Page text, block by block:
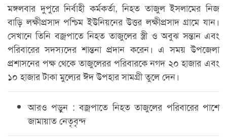
মঙ্গলবার দুপুরে নির্বাহী কর্মকর্তা, নিহত তাজুল ইসলামের নিজ
বাড়ি লক্ষীপ্রসাদ পশ্চিম ইউনিয়নের উত্তর লক্ষীপ্রসাদ গ্রামে যান।
সেখানে তিনি বজ্রপাতে নিহত তাজুলের স্ত্রী ও অবুঝ সন্তান এবং
পরিবারের সদস্যদের শান্তনা প্রদান করেন। এ সময় উপজেলা
প্রশাসনের পক্ষ থেকে তাজুলেরর পরিবারকে নগদ ২০ হাজার এবং
১০ হাজার টাকা মুল্যের ঈদ উপহার সামগ্রী তুলে দেন।
আরও পড়ুন :বজ্রপাতে নিহত তাজুলের পরিবারের পাশে
জামায়াত নেতৃবৃন্দ